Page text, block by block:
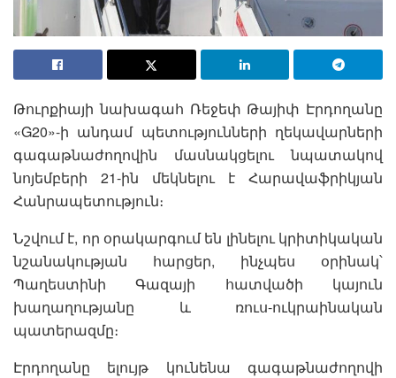
Թուրքիայի նախագահ Ռեջեփ Թայիփ Էրդողանը
«G20»-ի անդամ պետությունների ղեկավարների
գագաթնաժողովին մասնակցելու նպատակով
նոյեմբերի 21-ին մեկնելու է Հարավաֆրիկյան
Հանրապետություն։
Նշվում է, որ օրակարգում են լինելու կրիտիկական
նշանակության հարցեր, ինչպես օրինակ՝
Պաղեստինի Գազայի հատվածի կայուն
խաղաղությանը և ռուս-ուկրաինական
պատերազմը։
Էրդողանը ելույթ կունենա գագաթնաժողովի